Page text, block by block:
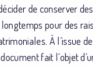
de conserver des
pour des
À l’issue
fait l’objet